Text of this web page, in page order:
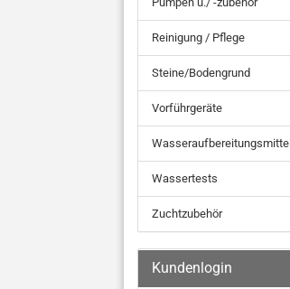
Reinigung / Pflege
Steine/Bodengrund
Vorführgeräte
Wasseraufbereitungsmittel
Wassertests
Zuchtzubehör
Kundenlogin